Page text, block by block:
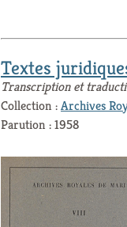
Textes
Transcription et
Collection :Archives
Parution : 1958